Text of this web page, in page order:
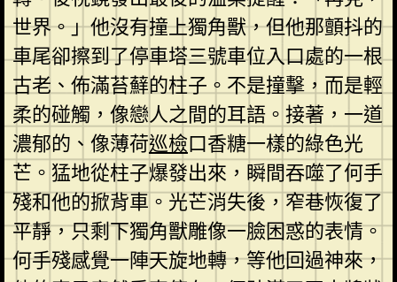
世界。」他沒有撞上獨角獸，但他那顫抖的
車尾卻擦到了停車塔三號車位入口處的一根
古老、佈滿苔蘚的柱子。不是撞擊，而是輕
柔的碰觸，像戀人之間的耳語。接著，一道
濃郁的、像薄荷巡檢口香糖一樣的綠色光
芒。猛地從柱子爆發出來，瞬間吞噬了何手
殘和他的掀背車。光芒消失後，窄巷恢復了
平靜，只剩下獨角獸雕像一臉困惑的表情。
何手殘感覺一陣天旋地轉，等他回過神來，